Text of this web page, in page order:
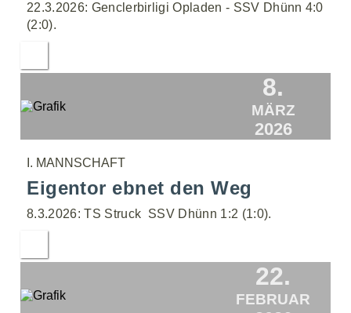
22.3.2026: Genclerbirligi Opladen - SSV Dhünn 4:0
(2:0).
8.
MÄRZ
2026
I. MANNSCHAFT
Eigentor ebnet den Weg
8.3.2026: TS Struck  SSV Dhünn 1:2 (1:0).
22.
FEBRUAR